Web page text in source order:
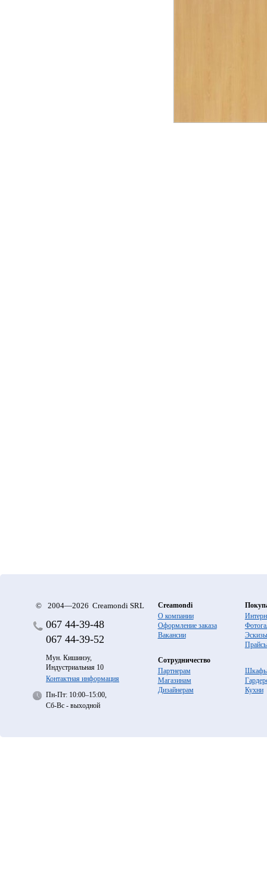
© 2004—2026 Creamondi SRL
067 44-39-48
067 44-39-52
Мун. Кишинэу,
Индустриальная 10
Контактная информация
Пн-Пт: 10:00–15:00,
Сб-Вс - выходной
Creamondi
О компании
Оформление заказа
Вакансии
Эскизы
Сотрудничество
Партнерам
Магазинам
Дизайнерам
Кухни